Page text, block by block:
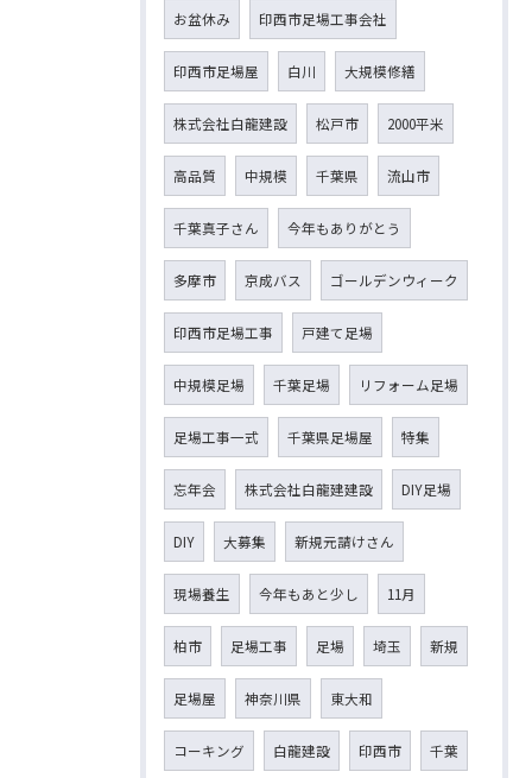
お盆休み 印西市足場工事会社
印西市足場屋 白川 大規模修繕
株式会社白龍建設 松戸市 2000平米
高品質 中規模 千葉県 流山市
千葉真子さん 今年もありがとう
多摩市 京成バス ゴールデンウィーク
印西市足場工事 戸建て足場
中規模足場 千葉足場 リフォーム足場
足場工事一式 千葉県足場屋 特集
忘年会 株式会社白龍建建設 DIY足場
DIY 大募集 新規元請けさん
現場養生 今年もあと少し 11月
柏市 足場工事 足場 埼玉 新規
足場屋 神奈川県 東大和
コーキング 白龍建設 印西市 千葉